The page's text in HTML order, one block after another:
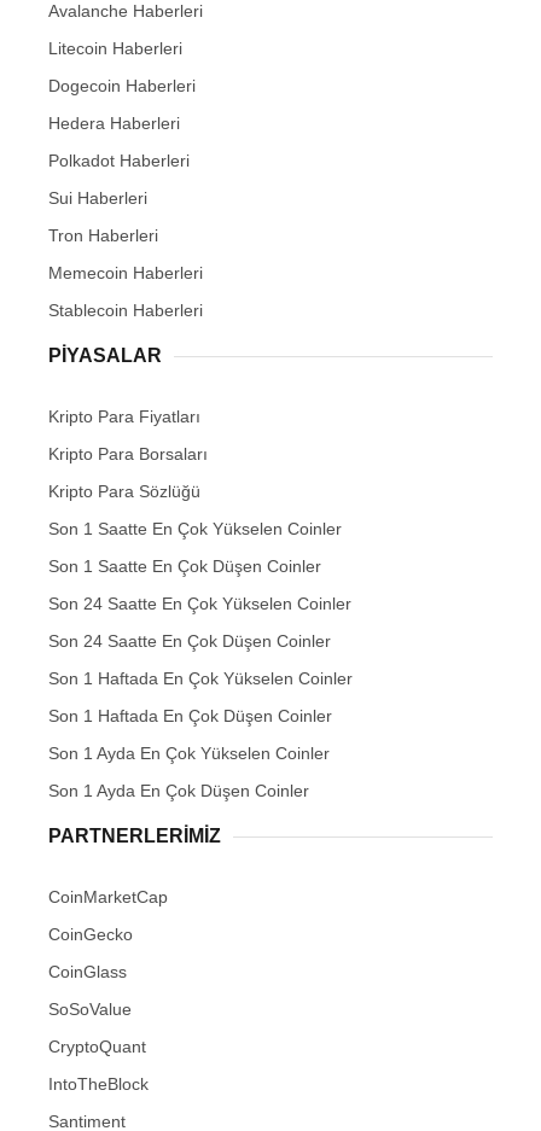
Avalanche Haberleri
Litecoin Haberleri
Dogecoin Haberleri
Hedera Haberleri
Polkadot Haberleri
Sui Haberleri
Tron Haberleri
Memecoin Haberleri
Stablecoin Haberleri
PIYASALAR
Kripto Para Fiyatları
Kripto Para Borsaları
Kripto Para Sözlüğü
Son 1 Saatte En Çok Yükselen Coinler
Son 1 Saatte En Çok Düşen Coinler
Son 24 Saatte En Çok Yükselen Coinler
Son 24 Saatte En Çok Düşen Coinler
Son 1 Haftada En Çok Yükselen Coinler
Son 1 Haftada En Çok Düşen Coinler
Son 1 Ayda En Çok Yükselen Coinler
Son 1 Ayda En Çok Düşen Coinler
PARTNERLERIMIZ
CoinMarketCap
CoinGecko
CoinGlass
SoSoValue
CryptoQuant
IntoTheBlock
Santiment